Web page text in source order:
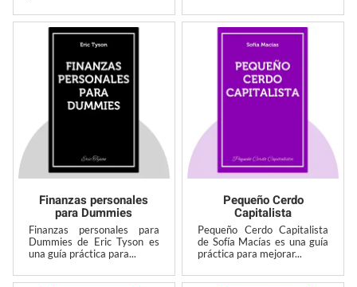
Finanzas personales
para Dummies
Finanzas personales para
Dummies de Eric Tyson es
una guía práctica para...
Pequeño Cerdo
Capitalista
Pequeño Cerdo Capitalista
de Sofía Macías es una guía
práctica para mejorar...